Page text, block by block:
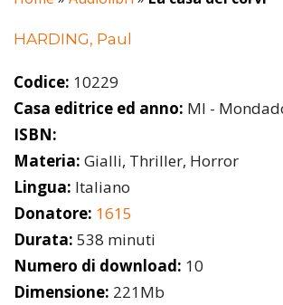
HARDING, Paul
Codice: 10229
Casa editrice ed anno: MI -
ISBN:
Materia: Gialli, Thriller, Horror
Lingua: Italiano
Donatore: 1615
Durata: 538 minuti
Numero di download: 10
Dimensione: 221Mb